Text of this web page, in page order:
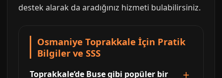
destek alarak da aradığınız hizmeti bulabilirsiniz.
Osmaniye Toprakkale İçin Pratik
Bilgiler ve SSS
Toprakkale’de Buse gibi popüler bir